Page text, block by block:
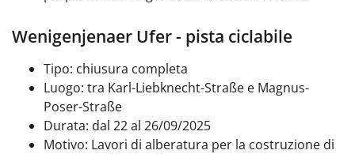
Wenigenjenaer Ufer - pista ciclabile
Tipo: chiusura completa
Luogo: tra Karl-Liebknecht-Straße e Magnus-
Poser-Straße
Durata: dal 22 al 26/09/2025
Motivo: Lavori di alberatura per la costruzione di